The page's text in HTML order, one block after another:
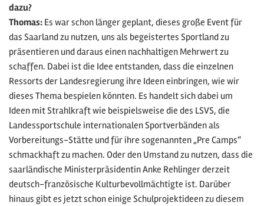
dazu?
Thomas: Es war schon länger geplant, dieses große Event für
das Saarland zu nutzen, uns als begeistertes Sportland zu
präsentieren und daraus einen nachhaltigen Mehrwert zu
schaffen. Dabei ist die Idee entstanden, dass die einzelnen
Ressorts der Landesregierung ihre Ideen einbringen, wie wir
dieses Thema bespielen könnten. Es handelt sich dabei um
Ideen mit Strahlkraft wie beispielsweise die des LSVS, die
Landessportschule internationalen Sportverbänden als
Vorbereitungs-Stätte und für ihre sogenannten „Pre Camps“
schmackhaft zu machen. Oder den Umstand zu nutzen, dass die
saarländische Ministerpräsidentin Anke Rehlinger derzeit
deutsch-französische Kulturbevollmächtigte ist. Darüber
hinaus gibt es jetzt schon einige Schulprojektideen zu diesem